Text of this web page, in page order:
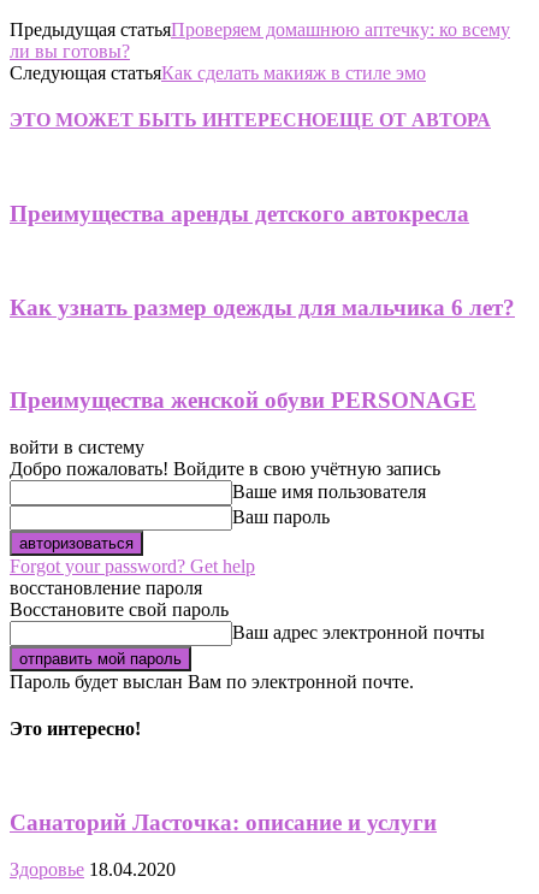
Предыдущая статьяПроверяем домашнюю аптечку: ко всему
ли вы готовы?
Следующая статьяКак сделать макияж в стиле эмо
ЭТО МОЖЕТ БЫТЬ ИНТЕРЕСНОЕЩЕ ОТ АВТОРА
Преимущества аренды детского автокресла
Как узнать размер одежды для мальчика 6 лет?
Преимущества женской обуви PERSONAGE
войти в систему
Добро пожаловать! Войдите в свою учётную запись
Ваше имя пользователя
Ваш пароль
Forgot your password? Get help
восстановление пароля
Восстановите свой пароль
Ваш адрес электронной почты
Пароль будет выслан Вам по электронной почте.
Это интересно!
Санаторий Ласточка: описание и услуги
Здоровье 18.04.2020